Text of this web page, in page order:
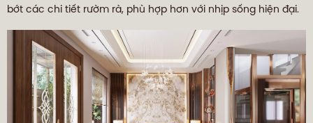
bớt các chi tiết rườm rà, phù hợp hơn với nhịp sống hiện đại.